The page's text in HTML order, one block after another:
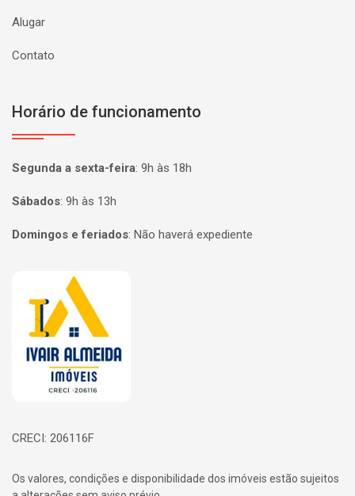
Alugar
Contato
Horário de funcionamento
Segunda a sexta-feira: 9h às 18h
Sábados: 9h às 13h
Domingos e feriados: Não haverá expediente
Página inicial
CRECI: 206116F
Os valores, condições e disponibilidade dos imóveis estão sujeitos